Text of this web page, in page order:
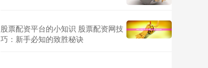
股票配资平台的小知识 股票配资网技
巧：新手必知的致胜秘诀